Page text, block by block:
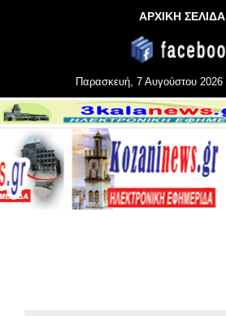
ΑΡΧΙΚΗ ΣΕΛΙΔΑ
Παρασκευή, 7 Αυγούστου 2026